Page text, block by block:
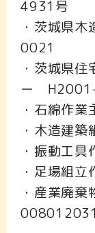
4931号
・茨城県
0021
・茨城県
ー
・石綿作業
・木造建
・振動工具
・足場組立
・産業廃